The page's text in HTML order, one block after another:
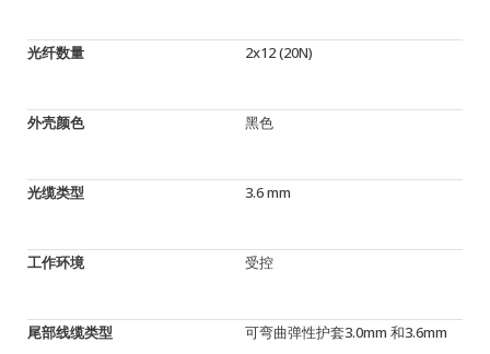
光纤数量 2x12 (20N)
外壳颜色 黑色
光缆类型 3.6 mm
工作环境 受控
尾部线缆类型 可弯曲弹性护套3.0mm 和3.6mm